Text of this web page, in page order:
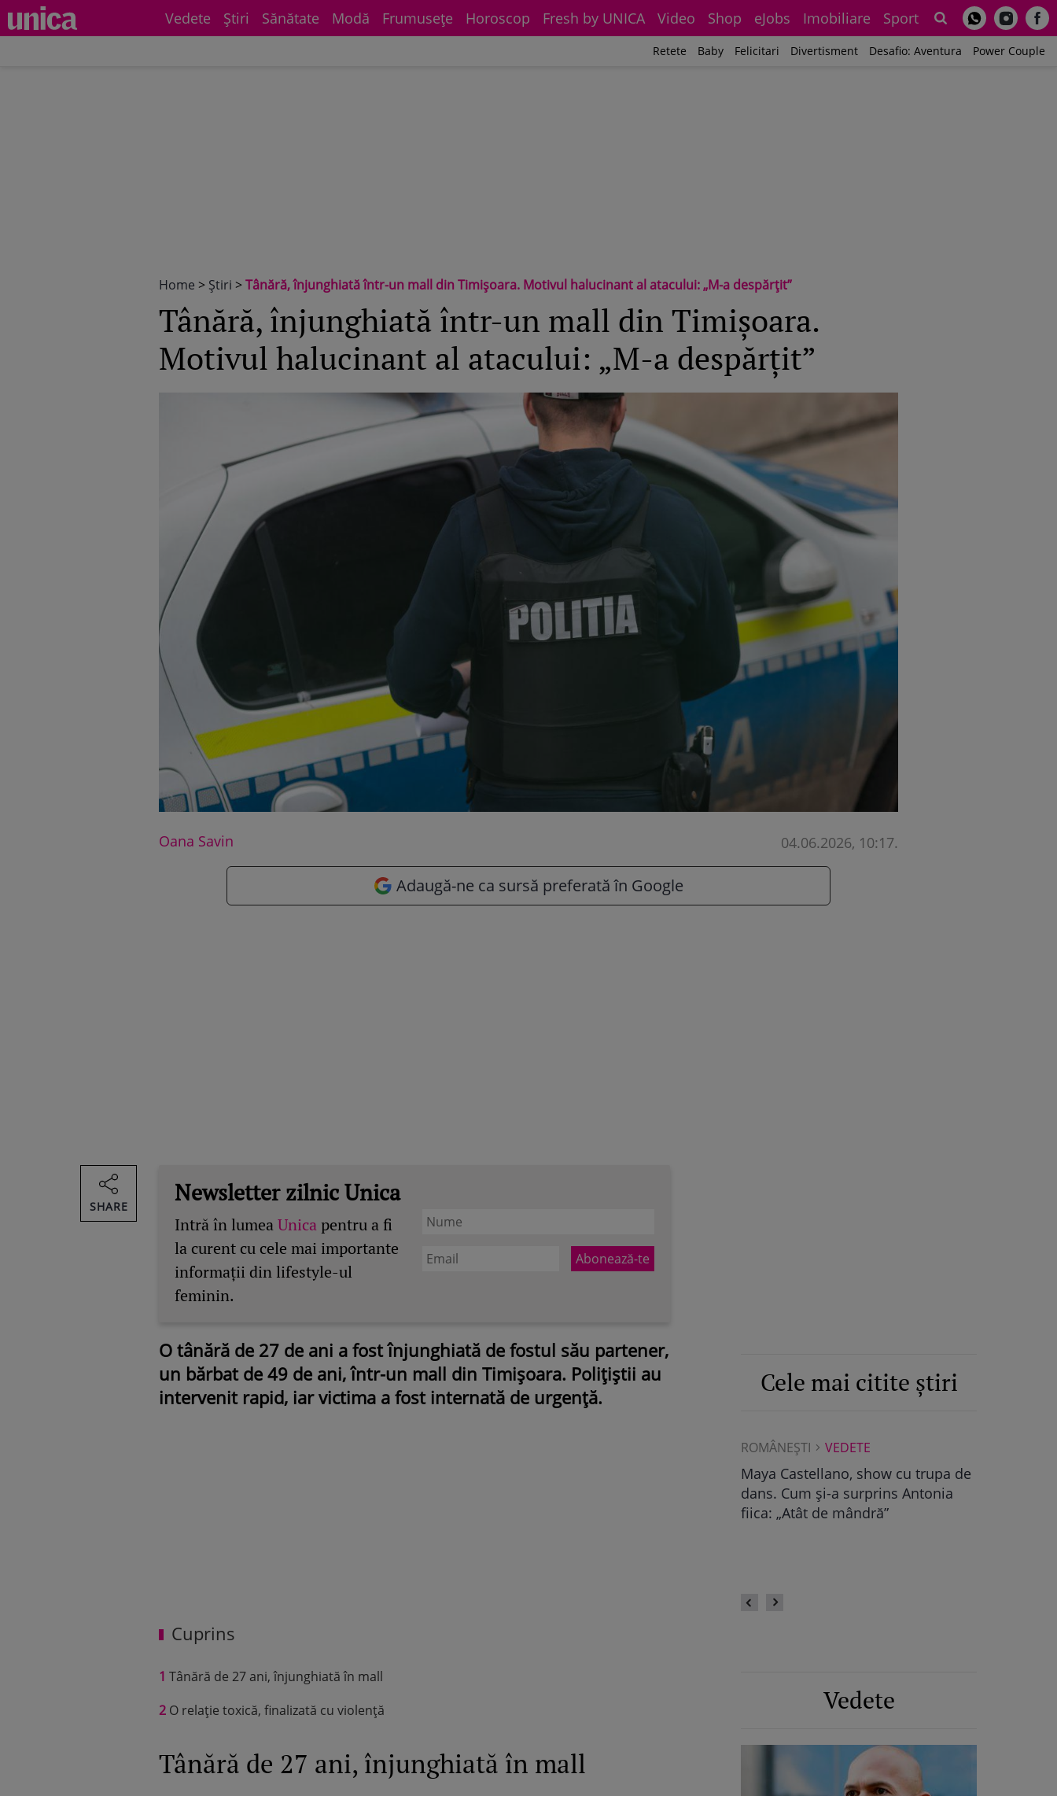
Vedete Știri Sănătate Modă Frumuseţe Horoscop Fresh by UNICA Video Shop eJobs Imobiliare Sport
Retete Baby Felicitari Divertisment Desafio: Aventura Power Couple
Home > Știri >Tânără, înjunghiată într-un mall din Timișoara. Motivul halucinant al atacului: „M-a despărțit”
Tânără, înjunghiată într-un mall din Timișoara.
Motivul halucinant al atacului: „M-a despărțit”
Oana Savin 04.06.2026, 10:17.
Adaugă-ne ca sursă preferată în Google
Newsletter zilnic Unica
Intră în lumeaUnica pentru a fi
la curent cu cele mai importante
informații din lifestyle-ul
feminin.
O tânără de 27 de ani a fost înjunghiată de fostul său partener,
un bărbat de 49 de ani, într-un mall din Timișoara. Polițiștii au
intervenit rapid, iar victima a fost internată de urgență.
Cuprins
1 Tânără de 27 ani, înjunghiată în mall
2 O relație toxică, finalizată cu violență
Tânără de 27 ani, înjunghiată în mall
SHARE
Cele mai citite știri
ROMÂNEŞTI VEDETE
Maya Castellano, show cu trupa de
dans. Cum și-a surprins Antonia
fiica: „Atât de mândră”
Vedete